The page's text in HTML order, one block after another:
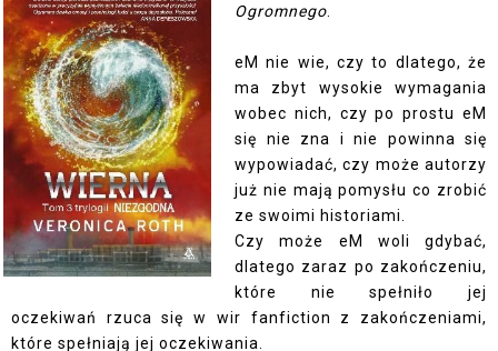
Ogromnego
eM nie wie, czy to dlatego, że
ma zbyt wysokie wymagania
wobec nich, czy po prostu eM
się nie zna i nie powinna się
wypowiadać, czy może autorzy
już nie mają pomysłu co zrobić
ze swoimi historiami.
Czy może eM woli gdybać,
dlatego zaraz po zakończeniu,
które nie spełniło jej
oczekiwań rzuca się w wir fanfiction z zakończeniami,
które spełniają jej oczekiwania.